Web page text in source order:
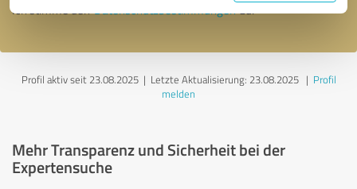
Ich stimme denDatenschutzbestimmungenzu.
Profil aktiv seit 23.08.2025 | Letzte Aktualisierung: 23.08.2025| Profil
melden
Mehr Transparenz und Sicherheit bei der
Expertensuche